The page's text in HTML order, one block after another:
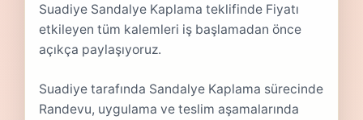
Suadiye Sandalye Kaplama teklifinde Fiyatı
etkileyen tüm kalemleri iş başlamadan önce
açıkça paylaşıyoruz.
Suadiye tarafında Sandalye Kaplama sürecinde
Randevu, uygulama ve teslim aşamalarında